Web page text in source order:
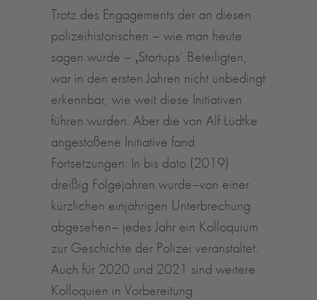
Trotz des Engagements der an diesen
polizeihistorischen – wie man heute
sagen würde – ‚Startups‘ Beteiligten,
war in den ersten Jahren nicht unbedingt
erkennbar, wie weit diese Initiativen
führen würden. Aber die von Alf Lüdtke
angestoßene Initiative fand
Fortsetzungen: In bis dato (2019)
dreißig Folgejahren wurde–von einer
kürzlichen einjährigen Unterbrechung
abgesehen– jedes Jahr ein Kolloquium
zur Geschichte der Polizei veranstaltet.
Auch für 2020 und 2021 sind weitere
Kolloquien in Vorbereitung.